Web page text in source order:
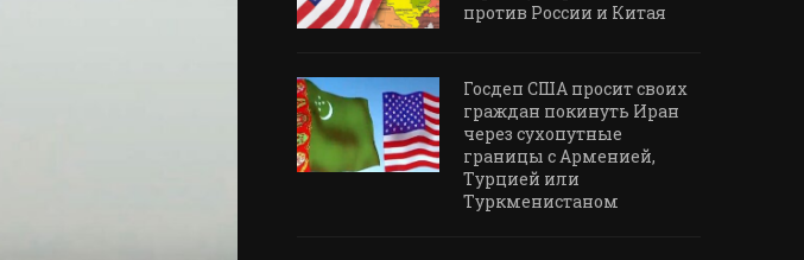
против России и Китая
Госдеп США просит своих
граждан покинуть Иран
через сухопутные
границы с Арменией,
Турцией или
Туркменистаном